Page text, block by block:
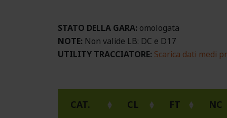
STATO DELLA GARA: omologata
NOTE: Non valide LB: DC e D17
UTILITY TRACCIATORE: Scarica dati medi
CAT. CL FT NC